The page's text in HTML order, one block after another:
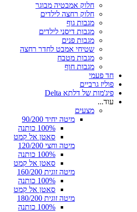
חלוק אמבטיה מבוגר
חלוק רחצה לילדים
מגבות גוף
מגבות דיסני לילדים
מגבות פנים
שטיחי אמבט לחדר רחצה
מגבות מטבח
מגבות חוף
חד פעמי
פוליז גרביים
פיג'מות של דלתא Delta
עוד...
מצעים
מיטה יחיד 90/200
100% כותנה
סאטן אל קמט
מיטה וחצי 120/200
100% כותנה
סאטן אל קמט
מיטה זוגית 160/200
100% כותנה
סאטן אל קמט
מיטה זוגית 180/200
100% כותנה